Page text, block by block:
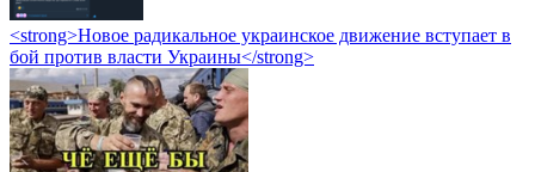
<strong>Новое радикальное украинское движение вступает в
бой против власти Украины</strong>